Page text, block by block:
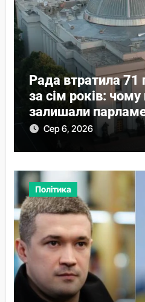
Рада втратила 71
за сім років:
залишали
Сер 6, 2026
Політика